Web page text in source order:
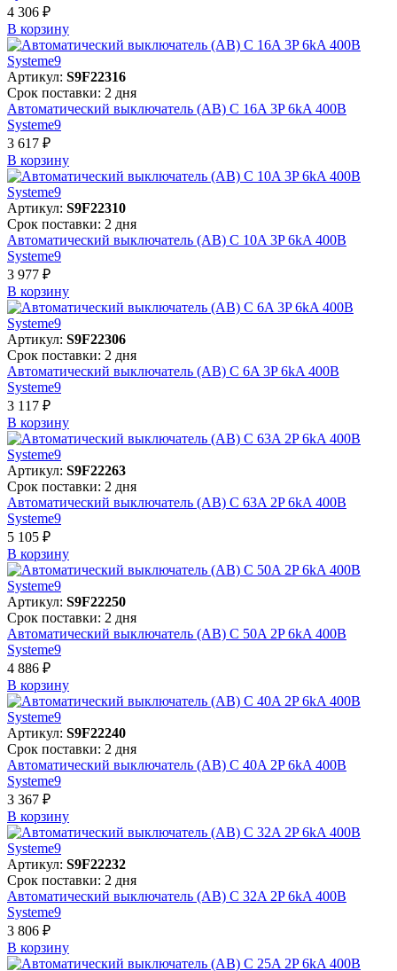
4 306 ₽
В корзинy
Артикул: S9F22316
Срок поставки: 2 дня
Автоматический выключатель (АВ) C 16A 3P 6kA 400В
Systeme9
3 617 ₽
В корзинy
Артикул: S9F22310
Срок поставки: 2 дня
Автоматический выключатель (АВ) C 10A 3P 6kA 400В
Systeme9
3 977 ₽
В корзинy
Артикул: S9F22306
Срок поставки: 2 дня
Автоматический выключатель (АВ) C 6A 3P 6kA 400В
Systeme9
3 117 ₽
В корзинy
Артикул: S9F22263
Срок поставки: 2 дня
Автоматический выключатель (АВ) C 63A 2P 6kA 400В
Systeme9
5 105 ₽
В корзинy
Артикул: S9F22250
Срок поставки: 2 дня
Автоматический выключатель (АВ) C 50A 2P 6kA 400В
Systeme9
4 886 ₽
В корзинy
Артикул: S9F22240
Срок поставки: 2 дня
Автоматический выключатель (АВ) C 40A 2P 6kA 400В
Systeme9
3 367 ₽
В корзинy
Артикул: S9F22232
Срок поставки: 2 дня
Автоматический выключатель (АВ) C 32A 2P 6kA 400В
Systeme9
3 806 ₽
В корзинy